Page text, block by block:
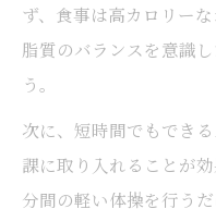
疲労が抜けな
仕事と痩身を両立
働きながら痩
痩身とキャリ
ず、食事は高カロリー
脂質のバランスを意識
う。
次に、短時間でもでき
課に取り入れることが
分間の軽い体操を行う